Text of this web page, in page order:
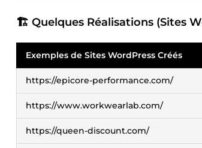
🏗️ Quelques Réalisations (Sites
Exemples de Sites WordPress Créés
https://epicore-performance.com/
https://www.workwearlab.com/
https://queen-discount.com/